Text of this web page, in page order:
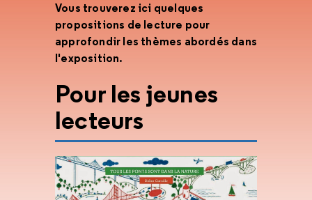
Vous trouverez ici quelques
propositions de lecture pour
approfondir les thèmes abordés dans
l'exposition.
Pour les jeunes
lecteurs